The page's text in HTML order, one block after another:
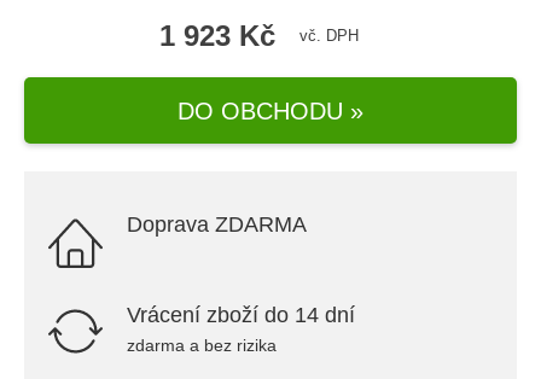
1 923 Kč vč. DPH
DO OBCHODU »
Doprava ZDARMA
Vrácení zboží do 14 dní
zdarma a bez rizika